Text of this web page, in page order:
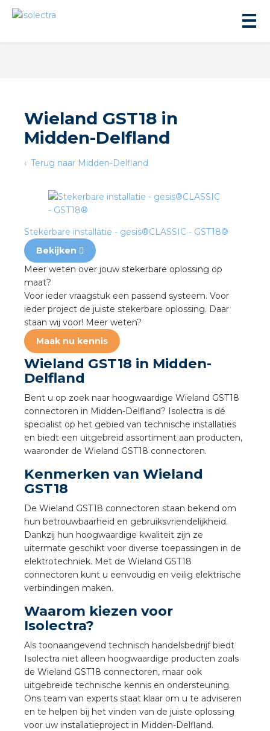
Wieland GST18 in
Midden-Delfland
Terug naar Midden-Delfland
Stekerbare installatie - gesis®CLASSIC - GST18®
Bekijken
Meer weten over jouw stekerbare oplossing op
maat?
Voor ieder vraagstuk een passend systeem. Voor
ieder project de juiste stekerbare oplossing. Daar
staan wij voor! Meer weten?
Maak nu kennis
Wieland GST18 in Midden-
Delfland
Bent u op zoek naar hoogwaardige Wieland GST18
connectoren in Midden-Delfland? Isolectra is dé
specialist op het gebied van technische installaties
en biedt een uitgebreid assortiment aan producten,
waaronder de Wieland GST18 connectoren.
Kenmerken van Wieland
GST18
De Wieland GST18 connectoren staan bekend om
hun betrouwbaarheid en gebruiksvriendelijkheid.
Dankzij hun hoogwaardige kwaliteit zijn ze
uitermate geschikt voor diverse toepassingen in de
elektrotechniek. Met de Wieland GST18
connectoren kunt u eenvoudig en veilig elektrische
verbindingen maken.
Waarom kiezen voor
Isolectra?
Als toonaangevend technisch handelsbedrijf biedt
Isolectra niet alleen hoogwaardige producten zoals
de Wieland GST18 connectoren, maar ook
uitgebreide technische kennis en ondersteuning.
Ons team van experts staat klaar om u te adviseren
en te helpen bij het vinden van de juiste oplossing
voor uw installatieproject in Midden-Delfland.
installeren
installeren
installeren
installeren in beton
installeren in de tuinbouw
stekerbare vlakkabel
GST®
Academy